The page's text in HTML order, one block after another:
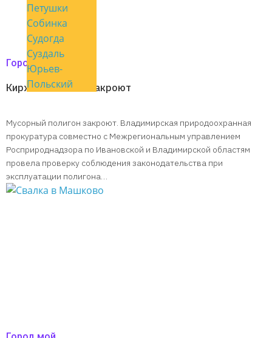
Петушки
Собинка
Судогда
Суздаль
Юрьев-
Польский
Город мой
Киржач. Полигон закроют
Мусорный полигон закроют. Владимирская природоохранная
прокуратура совместно с Межрегиональным управлением
Росприроднадзора по Ивановской и Владимирской областям
провела проверку соблюдения законодательства при
эксплуатации полигона…